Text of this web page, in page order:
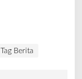
Tag Berita